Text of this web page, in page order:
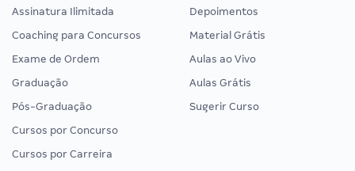
Assinatura Ilimitada
Coaching para Concursos
Exame de Ordem
Graduação
Pós-Graduação
Cursos por Concurso
Cursos por Carreira
Depoimentos
Material Grátis
Aulas ao Vivo
Aulas Grátis
Sugerir Curso